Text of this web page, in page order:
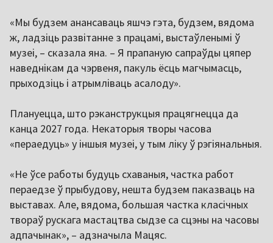
«Мы будзем анансаваць яшчэ гэта, будзем, вядома
ж, ладзіць развітанне з працамі, выстаўленымі ў
музеі, – сказала яна. – Я прапаную сапраўды цяпер
наведнікам да чэрвеня, пакуль ёсць магчымасць,
прыходзіць і атрымліваць асалоду».
Плануецца, што рэканструкцыя працягнецца да
канца 2027 года. Некаторыя творы часова
«пераедуць» у іншыя музеі, у тым ліку ў рэгіянальныя.
«Не ўсе работы будуць схаваныя, частка работ
пераедзе ў прыбудову, нешта будзем паказваць на
выставах. Але, вядома, большая частка класічных
твораў рускага мастацтва сыдзе са сцэны на часовы
адпачынак», – адзначыла Мацяс.